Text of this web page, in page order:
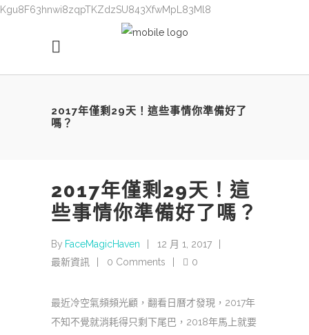
Kgu8F63hnwi8zqpTKZdzSU843XfwMpL83Ml8
2017年僅剩29天！這些事情你準備好了
嗎？
2017年僅剩29天！這
些事情你準備好了嗎？
By FaceMagicHaven
12 月 1, 2017
最新資訊
0 Comments 0
最近冷空氣頻頻光顧，翻看日曆才發現，2017年
不知不覺就消耗得只剩下尾巴，2018年馬上就要